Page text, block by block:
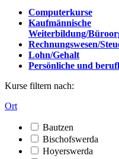
Computerkurse
Kaufmännische
Weiterbildung/
Rechnungswesen/
Lohn/Gehalt
Persönliche und
Kurse filtern nach:
Ort
Bautzen
Bischofswerda
Hoyerswerda